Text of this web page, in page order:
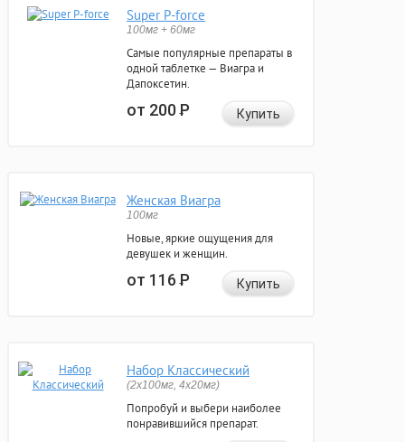
Super P-force
100мг + 60мг
Самые популярные препараты в
одной таблетке — Виагра и
Дапоксетин.
от 200Р Купить
Женская Виагра
100мг
Новые, яркие ощущения для
девушек и женщин.
от 116Р Купить
Набор Классический
(2x100мг, 4x20мг)
Попробуй и выбери наиболее
понравившийся препарат.